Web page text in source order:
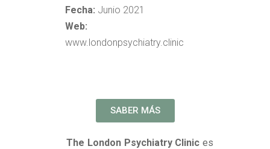
Fecha: Junio 2021
Web:
www.londonpsychiatry.clinic
SABER MÁS
The London Psychiatry Clinic es